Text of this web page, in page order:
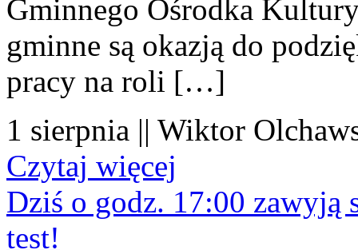
Gminnego Ośrodka
gminne są okazją do
pracy na roli […]
1 sierpnia || Wiktor
Czytaj więcej
Dziś o godz. 17:00 zawyją
test!